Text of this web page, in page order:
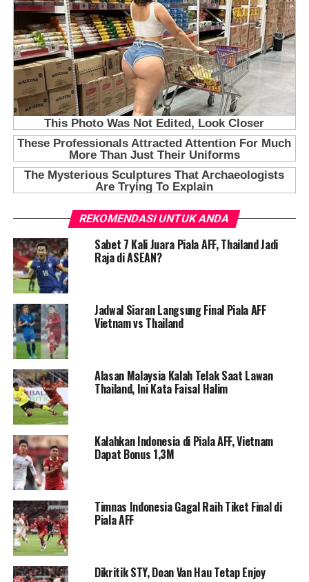
REKOMENDASI UNTUK ANDA
Sabet 7 Kali Juara Piala AFF, Thailand Jadi
Raja di ASEAN?
Jadwal Siaran Langsung Final Piala AFF
Vietnam vs Thailand
Alasan Malaysia Kalah Telak Saat Lawan
Thailand, Ini Kata Faisal Halim
Kalahkan Indonesia di Piala AFF, Vietnam
Dapat Bonus 1,3M
Timnas Indonesia Gagal Raih Tiket Final di
Piala AFF
Dikritik STY, Doan Van Hau Tetap Enjoy